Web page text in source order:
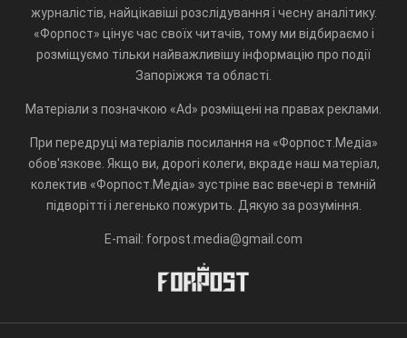
журналістів, найцікавіші розслідування і чесну аналітику.
«Форпост» цінує час своїх читачів, тому ми відбираємо і
розміщуємо тільки найважливішу інформацію про події
Запоріжжя та області.
Матеріали з позначкою «Ad» розміщені на правах реклами.
При передруці матеріалів посилання на «Форпост.Медіа»
обов'язкове. Якщо ви, дорогі колеги, вкраде наш матеріал,
колектив «Форпост.Медіа» зустріне вас ввечері в темній
підворітті і легенько пожурить. Дякую за розуміння.
E-mail: forpost.media@gmail.com